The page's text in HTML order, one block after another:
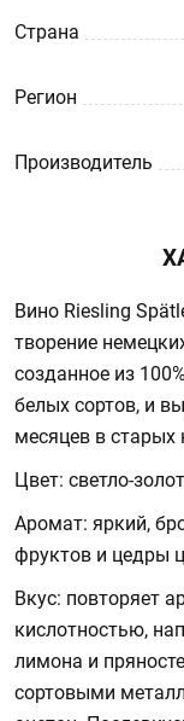
Страна
Регион
Производитель
Вино Riesling
творение
созданное из
белых сортов, и
месяцев в старых
Цвет: светло-
Аромат: яркий,
фруктов и цедры
Вкус: повторяет
кислотностью,
лимона и
сортовыми